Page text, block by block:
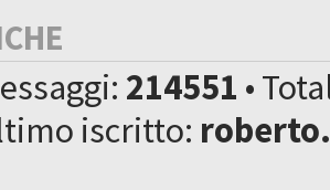
214551 •
iscritto: